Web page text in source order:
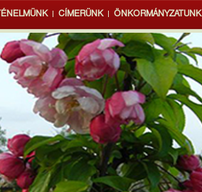
CÍMERÜNK ÖNKORMÁNYZATUNK